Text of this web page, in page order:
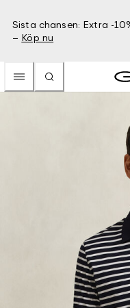
Sista chansen: Extra -
– Köp nu